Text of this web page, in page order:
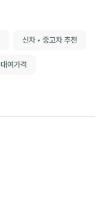
신차 • 중고차 추천
대여가격